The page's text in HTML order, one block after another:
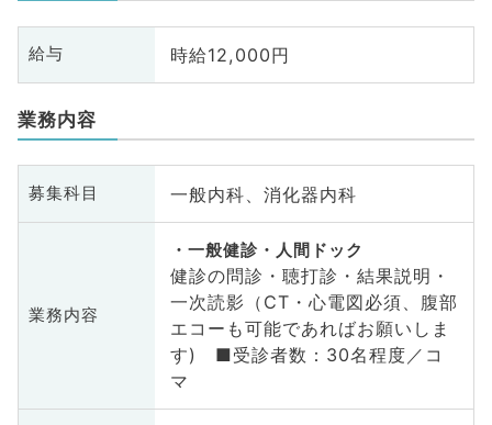
給与 時給12,000円
業務内容
募集科目 一般内科、消化器内科
業務内容
一般健診・人間ドック
健診の問診・聴打診・結果説明・
一次読影（CT・心電図必須、腹部
エコーも可能であればお願いしま
す) ■受診者数：30名程度／コ
マ